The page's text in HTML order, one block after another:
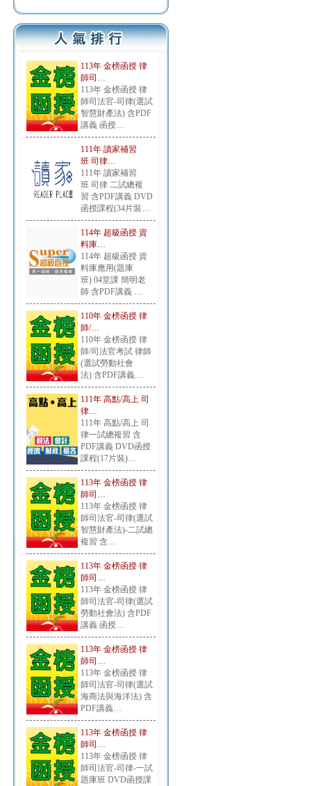
113年 金榜函授 律
師司…
113年 金榜函授 律
師司法官-司律(選試
智慧財產法) 含PDF
講義 函授…
111年 讀家補習
班 司律…
111年 讀家補習
班 司律 二試總複
習 含PDF講義 DVD
函授課程(34片裝…
114年 超級函授 資
料庫…
114年 超級函授 資
料庫應用(題庫
班) 04堂課 簡明老
師 含PDF講義 …
110年 金榜函授 律
師/…
110年 金榜函授 律
師/司法官考試 律師
(選試勞動社會
法) 含PDF講義…
111年 高點/高上 司
律…
111年 高點/高上 司
律一試總複習 含
PDF講義 DVD函授
課程(17片裝)…
113年 金榜函授 律
師司…
113年 金榜函授 律
師司法官-司律(選試
智慧財產法)-二試總
複習 含…
113年 金榜函授 律
師司…
113年 金榜函授 律
師司法官-司律(選試
勞動社會法) 含PDF
講義 函授…
113年 金榜函授 律
師司…
113年 金榜函授 律
師司法官-司律(選試
海商法與海洋法) 含
PDF講義…
113年 金榜函授 律
師司…
113年 金榜函授 律
師司法官-司律-一試
題庫班 DVD函授課